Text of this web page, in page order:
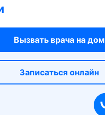
Вызвать врача на дом
Записаться онлайн